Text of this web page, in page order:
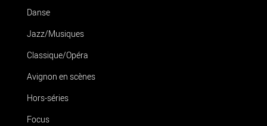
Danse
Jazz/Musiques
Classique/Opéra
Avignon en scènes
Hors-séries
Focus